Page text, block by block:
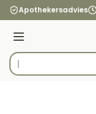
Ga naar de inhoud
Apothekersadvies
Menu
Product, merk,